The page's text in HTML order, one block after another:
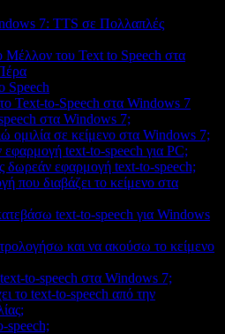
7: TTS σε Πολλαπλές
του Text to Speech στα
Speech
Text-to-Speech στα Windows 7
στα Windows 7;
ομιλία σε κείμενο στα Windows 7;
text-to-speech για PC;
δωρεάν εφαρμογή text-to-speech;
που διαβάζει το κείμενο στα
text-to-speech για Windows
και να ακούσω το κείμενο
to-speech στα Windows 7;
το text-to-speech από την
speech;